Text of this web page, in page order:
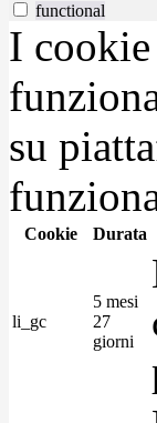
functional
I
su
Cookie Durata
li_gc
5 mesi
27
giorni